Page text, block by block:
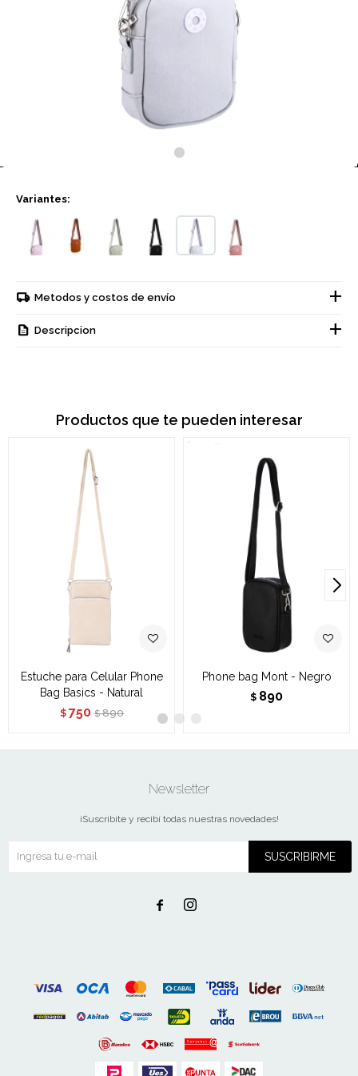
Variantes:
Metodos y costos de envío
Descripcion
Productos que te pueden interesar
Estuche para Celular Phone
Bag Basics - Natural
$ 750 $ 890
Phone bag Mont - Negro
$ 890
Newsletter
¡Suscribite y recibí todas nuestras novedades!
SUSCRIBIRME
 